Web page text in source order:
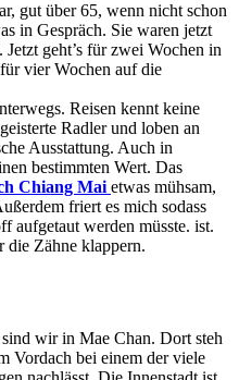
gut über 65, wenn nicht schon
in Gespräch. Sie waren jetzt
geht’s für zwei Wochen in
vier Wochen auf die
Reisen kennt keine
Radler und loben an
Ausstattung. Auch in
bestimmten Wert. Das
Chiang Mai etwas mühsam,
friert es mich sodass
aufgetaut werden müsste. ist.
die Zähne klappern.
wir in Mae Chan. Dort steh
Vordach bei einem der viele